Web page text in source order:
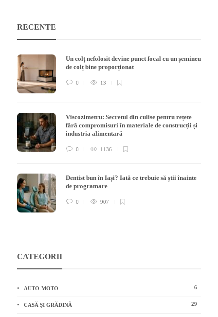
RECENTE
Un colț nefolosit devine punct focal cu un șemineu
de colț bine proporționat
0 13
Viscozimetru: Secretul din culise pentru rețete
fără compromisuri în materiale de construcții și
industria alimentară
0 1136
Dentist bun în Iași? Iată ce trebuie să știi înainte
de programare
0 907
CATEGORII
AUTO-MOTO 6
CASĂ ȘI GRĂDINĂ 29